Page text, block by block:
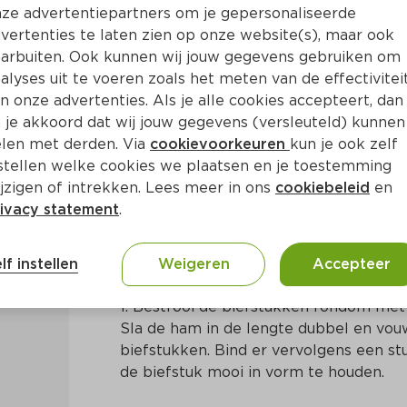
met gorgonzola en
20 Min Europees
Bereidingswijze
1. Bestrooi de biefstukken rondom
Sla de ham in de lengte dubbel en
biefstukken. Bind er vervolgens een
de biefstuk mooi in vorm te houden.
advertentiepartners om je gepersonaliseerde
te laten zien op onze website(s), maar ook
Ook kunnen wij jouw gegevens gebruiken om
uit te voeren zoals het meten van de
onze advertenties. Als je alle cookies accepteert, dan
je akkoord dat wij jouw gegevens (versleuteld) kunnen
met derden. Via cookievoorkeuren kun je ook zelf
welke cookies we plaatsen en je toestemming
of intrekken. Lees meer in ons cookiebeleid en
statement.
instellen Weigeren Accepteer